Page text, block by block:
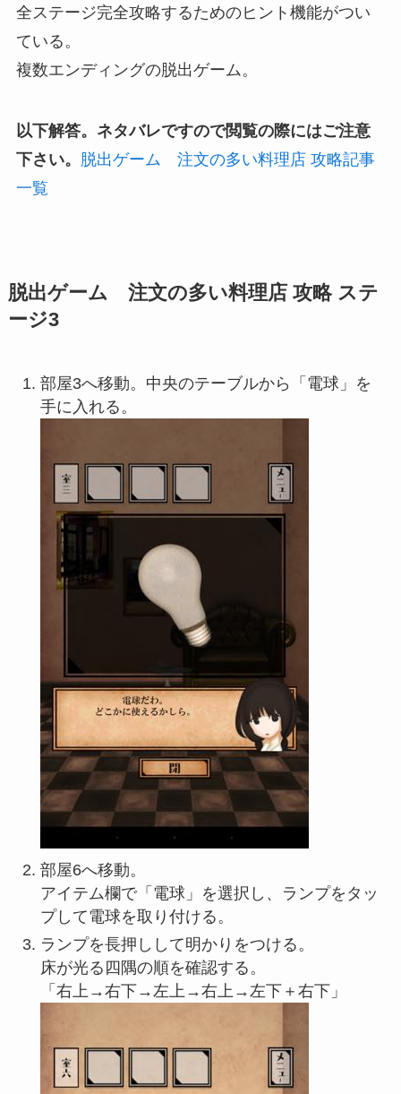
全ステージ完全攻略するためのヒント機能がつい
ている。
複数エンディングの脱出ゲーム。
以下解答。ネタバレですので閲覧の際にはご注意
下さい。 脱出ゲーム 注文の多い料理店 攻略記事
一覧
脱出ゲーム 注文の多い料理店 攻略 ステ
ージ3
部屋3へ移動。中央のテーブルから「電球」を
手に入れる。
部屋6へ移動。
アイテム欄で「電球」を選択し、ランプをタッ
プして電球を取り付ける。
ランプを長押しして明かりをつける。
床が光る四隅の順を確認する。
「右上→右下→左上→右上→左下＋右下」